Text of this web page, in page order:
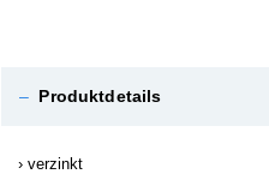
– Produktdetails
verzinkt